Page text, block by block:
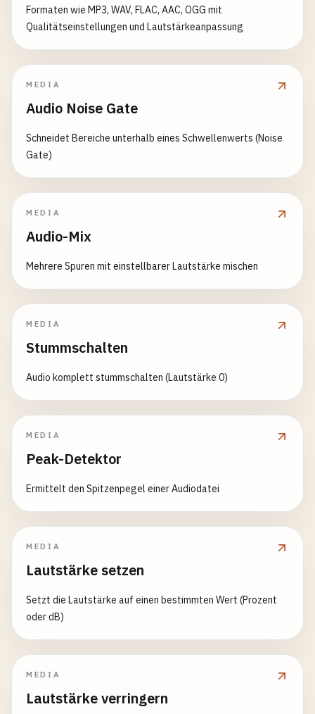
Formaten wie MP3, WAV, FLAC, AAC, OGG mit
Qualitätseinstellungen und Lautstärkeanpassung
MEDIA
Audio Noise Gate
Schneidet Bereiche unterhalb eines Schwellenwerts (Noise
Gate)
MEDIA
Audio-Mix
Mehrere Spuren mit einstellbarer Lautstärke mischen
MEDIA
Stummschalten
Audio komplett stummschalten (Lautstärke 0)
MEDIA
Peak-Detektor
Ermittelt den Spitzenpegel einer Audiodatei
MEDIA
Lautstärke setzen
Setzt die Lautstärke auf einen bestimmten Wert (Prozent
oder dB)
MEDIA
Lautstärke verringern